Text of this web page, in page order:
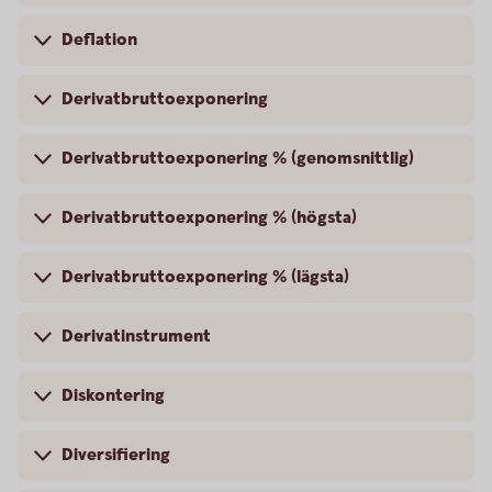
Deflation
Derivatbruttoexponering
Derivatbruttoexponering % (genomsnittlig)
Derivatbruttoexponering % (högsta)
Derivatbruttoexponering % (lägsta)
Derivatinstrument
Diskontering
Diversifiering